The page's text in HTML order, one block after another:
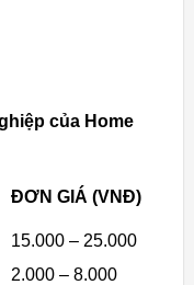
của Home
ĐƠN GIÁ (VNĐ)
15.000 – 25.000
2.000 – 8.000